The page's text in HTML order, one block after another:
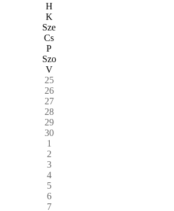
H
K
Sze
Cs
P
Szo
V
25
26
27
28
29
30
1
2
3
4
5
6
7